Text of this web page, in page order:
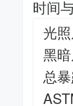
时间
光
黑
总